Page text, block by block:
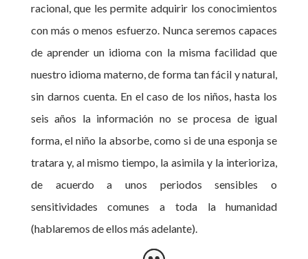
racional, que les permite adquirir los conocimientos
con más o menos esfuerzo. Nunca seremos capaces
de aprender un idioma con la misma facilidad que
nuestro idioma materno, de forma tan fácil y natural,
sin darnos cuenta. En el caso de los niños, hasta los
seis años la información no se procesa de igual
forma, el niño la absorbe, como si de una esponja se
tratara y, al mismo tiempo, la asimila y la interioriza,
de acuerdo a unos periodos sensibles o
sensitividades comunes a toda la humanidad
(hablaremos de ellos más adelante).